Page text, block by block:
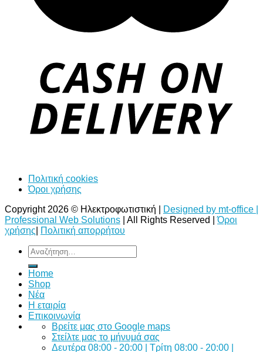
Πολιτική cookies
Όροι χρήσης
Copyright 2026 © Ηλεκτροφωτιστική |
Designed by mt-office |
Professional Web Solutions | All Rights Reserved |Όροι
χρήσης
Πολιτική απορρήτου
Αναζήτηση
για:
Home
Shop
Νέα
Η εταιρία
Επικοινωνία
Bρείτε μας στο Google maps
Στείλτε μας το μήνυμά σας
Δευτέρα 08:00 - 20:00 | Τρίτη 08:00 - 20:00 |